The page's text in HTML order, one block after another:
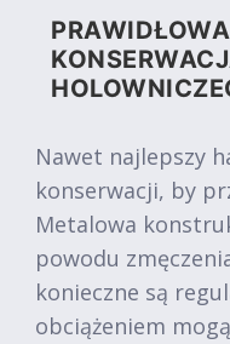
Nawet najlepszy
konserwacji, by
Metalowa
powodu
konieczne są
obciążeniem